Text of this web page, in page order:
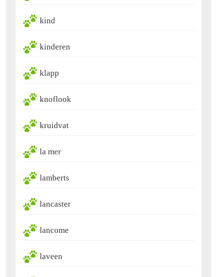
kind
kinderen
klapp
knoflook
kruidvat
la mer
lamberts
lancaster
lancome
laveen